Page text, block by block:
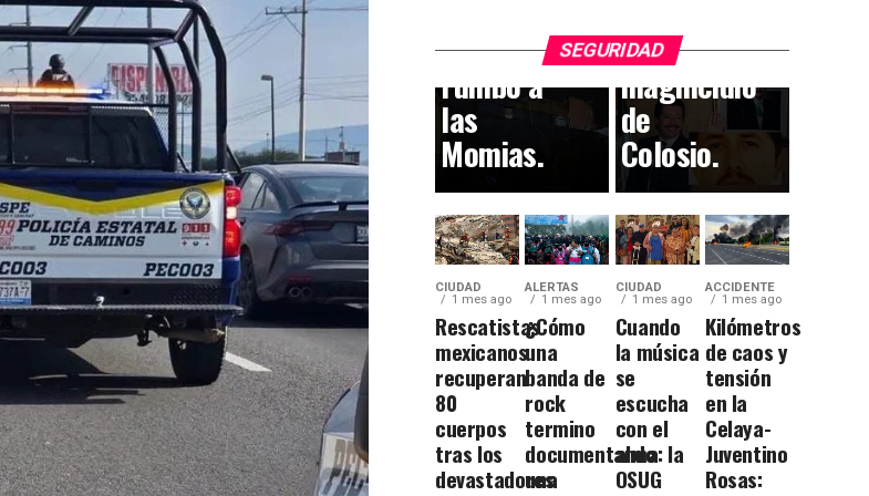
SEGURIDAD
callejón
rumbo a
las
Momias.
en el
magnicidio
de
Colosio.
CIUDAD
1 mes ago
Rescatistas
mexicanos
recuperan
80
cuerpos
tras los
devastadores
ALERTAS
1 mes ago
¿Cómo
una
banda de
rock
termino
documentando
una
CIUDAD
1 mes ago
Cuando
la música
se
escucha
con el
alma: la
OSUG
ACCIDENTE
1 mes ago
Kilómetros
de caos y
tensión
en la
Celaya-
Juventino
Rosas: